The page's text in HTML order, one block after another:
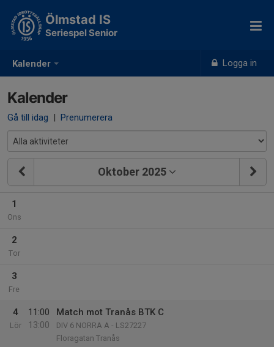
Kalender Logga in
Ölmstad IS
Seriespel Senior
Kalender
Gå till idag | Prenumerera
Oktober 2025
1
Ons
2
Tor
3
Fre
4
Lör
11:00
13:00
Match mot Tranås BTK C
DIV 6 NORRA A - LS27227
Floragatan Tranås